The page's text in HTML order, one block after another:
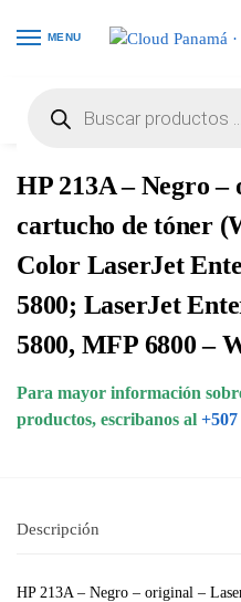
MENU
HP 213A – Negro
cartucho de tóner
Color LaserJet
5800; LaserJet
5800, MFP 6800 –
Para mayor información
productos, escribanos al +507
Descripción
HP 213A – Negro – original –